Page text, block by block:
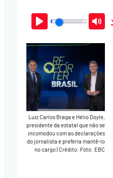
Play Mute
Luiz Carlos Braga e Hélio Doyle,
presidente da estatal que não se
incomodou com as declarações
do jornalista e preferia mantê-lo
no cargo|Crédito: Foto: EBC